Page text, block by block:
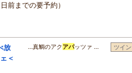
日前までの要予約）
放
＜
…真鯛のアクアパッツァ … ツイン